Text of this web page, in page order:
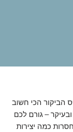
הביקור הכי חשוב
– גורם לכם
כמה יצירות